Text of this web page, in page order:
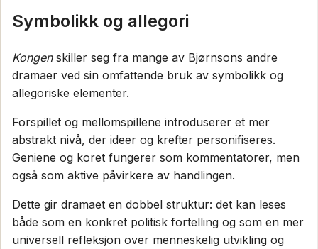
Symbolikk og allegori
Kongenskiller seg fra mange av Bjørnsons andre
dramaer ved sin omfattende bruk av symbolikk og
allegoriske elementer.
Forspillet og mellomspillene introduserer et mer
abstrakt nivå, der ideer og krefter personifiseres.
Geniene og koret fungerer som kommentatorer, men
også som aktive påvirkere av handlingen.
Dette gir dramaet en dobbel struktur: det kan leses
både som en konkret politisk fortelling og som en mer
universell refleksjon over menneskelig utvikling og